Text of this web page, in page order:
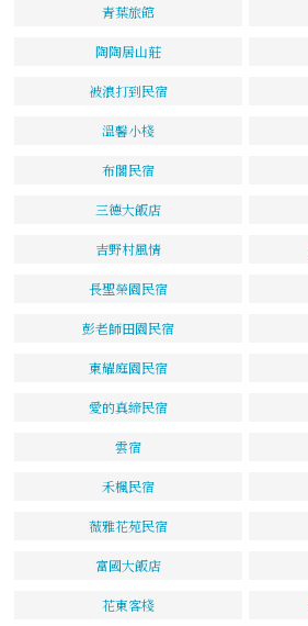
青葉旅館
陶陶居山莊
被浪打到民宿
溫馨小棧
布閣民宿
三德大飯店
吉野村風情
長聖榮園民宿
彭老師田園民宿
東耀庭園民宿
愛的真締民宿
雲宿
禾楓民宿
薇雅花苑民宿
富國大飯店
花東客棧